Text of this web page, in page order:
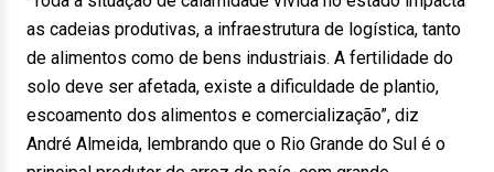
as cadeias produtivas, a infraestrutura de logística, tanto
de alimentos como de bens industriais. A fertilidade do
solo deve ser afetada, existe a dificuldade de plantio,
escoamento dos alimentos e comercialização”, diz
André Almeida, lembrando que o Rio Grande do Sul é o